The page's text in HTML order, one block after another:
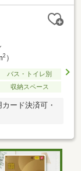
2）
バス・トイレ別
収納スペース
ード決済可・